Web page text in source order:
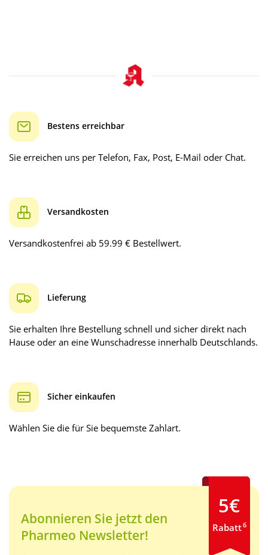
Bestens erreichbar
Sie erreichen uns per Telefon, Fax, Post, E-Mail oder Chat.
Versandkosten
Versandkostenfrei ab 59.99 € Bestellwert.
Lieferung
Sie erhalten Ihre Bestellung schnell und sicher direkt nach
Hause oder an eine Wunschadresse innerhalb Deutschlands.
Sicher einkaufen
Wählen Sie die für Sie bequemste Zahlart.
Abonnieren Sie jetzt den
Pharmeo Newsletter!
5€
Rabatt6